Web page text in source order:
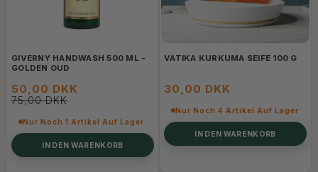
GIVERNY HANDWASH 500 ML -
GOLDEN OUD
50,00 DKK
75,00 DKK
Nur Noch 1 Artikel Auf Lager
IN DEN WARENKORB
VATIKA KURKUMA SEIFE 100 G
30,00 DKK
Nur Noch 4 Artikel Auf Lager
IN DEN WARENKORB